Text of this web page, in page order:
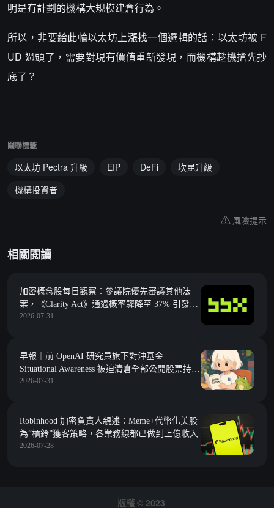
明是有計劃的機構大規模建倉行為。
所以，非要給此輪以太坊上漲找一個邏輯的話：以太坊被 F
UD 過頭了，需要對現有價值重新發現，而機構趁機搶先抄
底了？
關聯標籤
以太坊 Pectra 升級 EIP DeFi
坎昆升級
機構投資者
風險提示
相關閱讀
加密概念股每日觀察：參議院優先審議其他法
案，《Clarity Act》通過概率驟降至 37% 引發機
構隱憂
2026-07-31
早報｜前 OpenAI 研究員旗下對沖基金
Situational Awareness 被迫清倉全部公開股票持
倉；幣安研究：2026 年上半年鏈上市場普遍收
2026-07-31
Robinhood 加密負責人親述：Meme+代幣化美股
為“槓鈴”獲客策略，各業務線都已做到上億收入
2026-07-28
版權 © 2023